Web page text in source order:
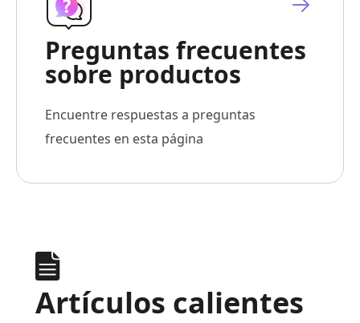
Preguntas frecuentes
sobre productos
Encuentre respuestas a preguntas
frecuentes en esta página
Artículos calientes